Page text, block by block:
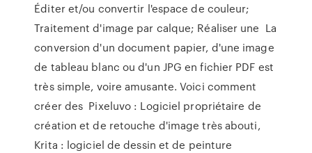
Éditer et/ou convertir l'espace de couleur;
Traitement d'image par calque; Réaliser une La
conversion d'un document papier, d'une image
de tableau blanc ou d'un JPG en fichier PDF est
très simple, voire amusante. Voici comment
créer des Pixeluvo : Logiciel propriétaire de
création et de retouche d'image très abouti,
Krita : logiciel de dessin et de peinture